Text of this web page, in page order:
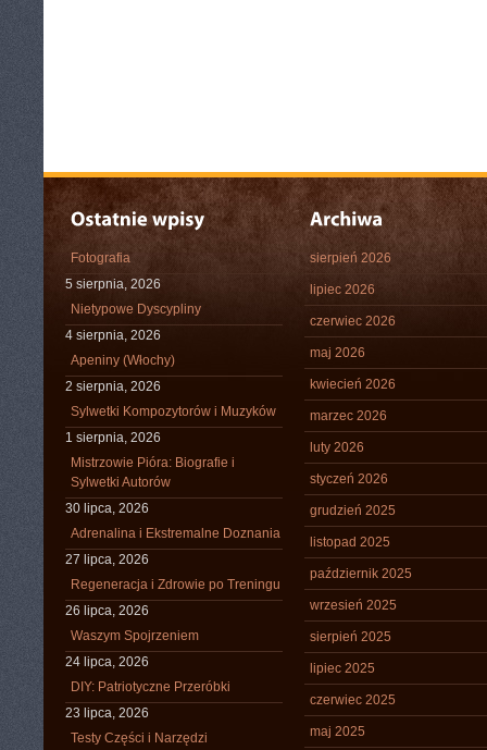
Fotografia
5 sierpnia, 2026
Nietypowe Dyscypliny
4 sierpnia, 2026
Apeniny (Włochy)
2 sierpnia, 2026
Sylwetki Kompozytorów i Muzyków
1 sierpnia, 2026
Mistrzowie Pióra: Biografie i
Sylwetki Autorów
30 lipca, 2026
Adrenalina i Ekstremalne Doznania
27 lipca, 2026
Regeneracja i Zdrowie po Treningu
26 lipca, 2026
Waszym Spojrzeniem
24 lipca, 2026
DIY: Patriotyczne Przeróbki
23 lipca, 2026
Testy Części i Narzędzi
sierpień 2026
lipiec 2026
czerwiec 2026
maj 2026
kwiecień 2026
marzec 2026
luty 2026
styczeń 2026
grudzień 2025
listopad 2025
październik 2025
wrzesień 2025
sierpień 2025
lipiec 2025
czerwiec 2025
maj 2025